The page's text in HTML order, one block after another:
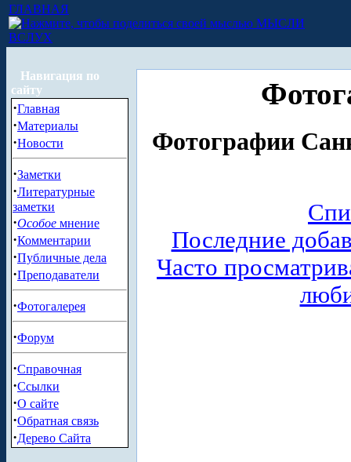
ГЛАВНАЯ
МЫСЛИ
ВСЛУХ
Навигация по
сайту
·Главная
·Материалы
·Новости
·Заметки
·Литературные
заметки
·Особое мнение
·Комментарии
·Публичные дела
·Преподаватели
·Фотогалерея
·Форум
·Справочная
·Ссылки
·О сайте
·Обратная связь
·Дерево Сайта
Фотографии
Последние
Часто